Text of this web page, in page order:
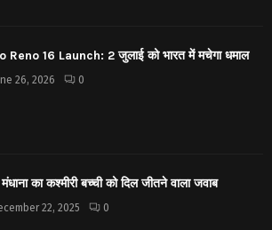
Reno 16 Launch: 2 जुलाई को भारत में मचेगा धमाल
26, 2026 0
का कश्मीरी बच्ची को दिल जीतने वाला जवाब
22, 2025 0